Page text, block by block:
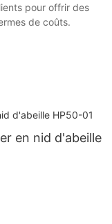
pour offrir des
de coûts.
en nid d'abeille